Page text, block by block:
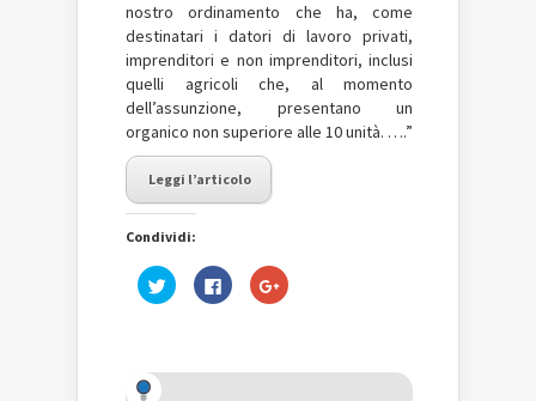
nostro ordinamento che ha, come
destinatari i datori di lavoro privati,
imprenditori e non imprenditori, inclusi
quelli agricoli che, al momento
dell’assunzione, presentano un
organico non superiore alle 10 unità. ….”
Leggi l’articolo
Condividi:
Fai
clic
Fai
clic
Fai
clic